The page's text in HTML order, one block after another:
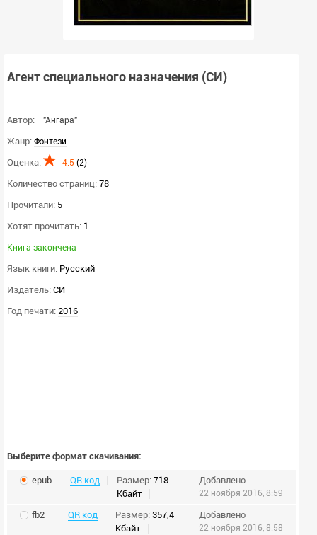
Агент специального назначения (СИ)
Автор: "Ангара"
Жанр: Фэнтези
Оценка: 4.5 (2)
Количество страниц: 78
Прочитали: 5
Хотят прочитать: 1
Книга закончена
Язык книги: Русский
Издатель: СИ
Год печати: 2016
Выберите формат скачивания:
epub QR код Размер: 718
Кбайт
Добавлено
22 ноября 2016, 8:59
fb2 QR код Размер: 357,4
Кбайт
Добавлено
22 ноября 2016, 8:58